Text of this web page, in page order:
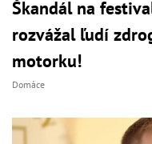
Škandál na
rozvážal ľudí
motorku!
Domáce